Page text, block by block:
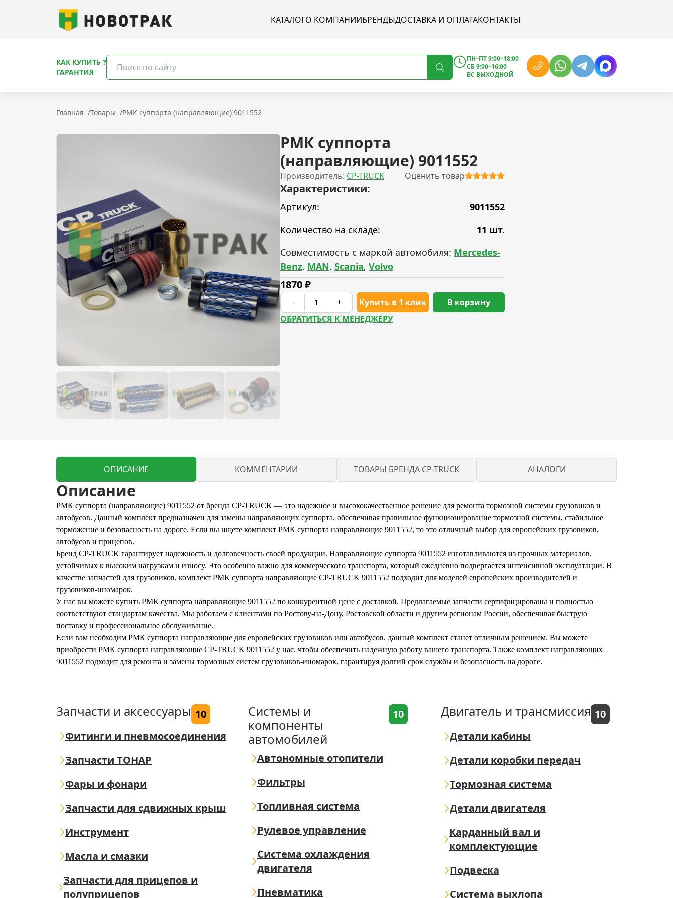
КАТАЛОГО КОМПАНИИБРЕНДЫДОСТАВКА И ОПЛАТАКОНТАКТЫ
КАК КУПИТЬ ?
ГАРАНТИЯ
ПН–ПТ 9:00–18:00
СБ 9:00–16:00
ВС ВЫХОДНОЙ
Главная /Товары /РМК суппорта (направляющие) 9011552
РМК суппорта
(направляющие) 9011552
Производитель: CP-TRUCK Оценить товар
Характеристики:
Артикул:
9011552
Количество на складе:
11 шт.
Совместимость с маркой автомобиля: Mercedes-
Benz, MAN, Scania, Volvo
1870₽
- + Купить в 1 клик
В корзину
ОБРАТИТЬСЯ К МЕНЕДЖЕРУ
ОПИСАНИЕ КОММЕНТАРИИ ТОВАРЫ БРЕНДА CP-TRUCK АНАЛОГИ
Описание
РМК суппорта (направляющие) 9011552 от бренда CP-TRUCK — это надежное и высококачественное решение для ремонта тормозной системы грузовиков и
автобусов. Данный комплект предназначен для замены направляющих суппорта, обеспечивая правильное функционирование тормозной системы, стабильное
торможение и безопасность на дороге. Если вы ищете комплект РМК суппорта направляющие 9011552, то это отличный выбор для европейских грузовиков,
автобусов и прицепов.
Бренд CP-TRUCK гарантирует надежность и долговечность своей продукции. Направляющие суппорта 9011552 изготавливаются из прочных материалов,
устойчивых к высоким нагрузкам и износу. Это особенно важно для коммерческого транспорта, который ежедневно подвергается интенсивной эксплуатации. В
качестве запчастей для грузовиков, комплект РМК суппорта направляющие CP-TRUCK 9011552 подходит для моделей европейских производителей и
грузовиков-иномарок.
У нас вы можете купить РМК суппорта направляющие 9011552 по конкурентной цене с доставкой. Предлагаемые запчасти сертифицированы и полностью
соответствуют стандартам качества. Мы работаем с клиентами по Ростову-на-Дону, Ростовской области и другим регионам России, обеспечивая быструю
поставку и профессиональное обслуживание.
Если вам необходим РМК суппорта направляющие для европейских грузовиков или автобусов, данный комплект станет отличным решением. Вы можете
приобрести РМК суппорта направляющие CP-TRUCK 9011552 у нас, чтобы обеспечить надежную работу вашего транспорта. Также комплект направляющих
9011552 подходит для ремонта и замены тормозных систем грузовиков-иномарок, гарантируя долгий срок службы и безопасность на дороге.
Запчасти и аксессуары 10
Фитинги и пневмосоединения
Запчасти ТОНАР
Фары и фонари
Запчасти для сдвижных крыш
Инструмент
Масла и смазки
Запчасти для прицепов и
полуприцепов
Системы и
компоненты
автомобилей
10
Автономные отопители
Фильтры
Топливная система
Рулевое управление
Система охлаждения
двигателя
Пневматика
Двигатель и трансмиссия 10
Детали кабины
Детали коробки передач
Тормозная система
Детали двигателя
Карданный вал и
комплектующие
Подвеска
Система выхлопа